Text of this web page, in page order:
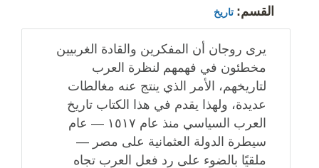
القسم: تاريخ
يرى روجان أن المفكرين والقادة الغربيين
مخطئون في فهمهم لنظرة العرب
لتاريخهم، الأمر الذي ينتج عنه مغالطات
عديدة، ولهذا يقدم في هذا الكتاب تاريخ
العرب السياسي منذ عام ١٥١٧ — عام
سيطرة الدولة العثمانية على مصر —
ملقيًا بالضوء على رد فعل العرب تجاه